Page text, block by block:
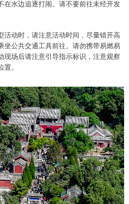
在水边追逐打闹。请不要前往未经开发
活动时，请注意活动时间，尽量错开高
坐公共交通工具前往。请勿携带易燃易
现场后请注意引导指示标识，注意观察
。